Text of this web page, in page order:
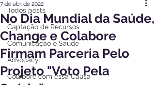
Todos posts
Captação de Recursos
Comunicação e Saúde
Advocacy
Colabore com essa Causa
No Dia Mundial da Saúde,
Change e Colabore
Firmam Parceria Pelo
Projeto "Voto Pela
7 de abr. de 2022